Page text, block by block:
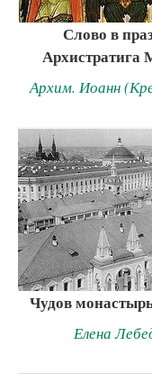
Слово в
Архистратига
Архим. Иоанн
Чудов
Елена